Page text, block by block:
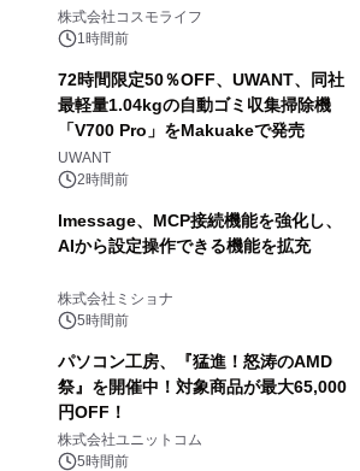
ャンペーンを実施
株式会社コスモライフ
1時間前
72時間限定50％OFF、UWANT、同社
最軽量1.04kgの自動ゴミ収集掃除機
「V700 Pro」をMakuakeで発売
UWANT
2時間前
lmessage、MCP接続機能を強化し、
AIから設定操作できる機能を拡充
株式会社ミショナ
5時間前
パソコン工房、『猛進！怒涛のAMD
祭』を開催中！対象商品が最大65,000
円OFF！
株式会社ユニットコム
5時間前